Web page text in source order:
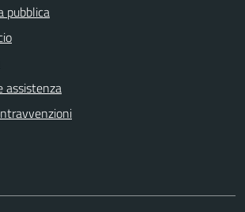
pubblica
assistenza